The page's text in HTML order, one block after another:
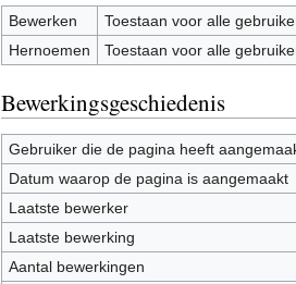
Bewerken
Toestaan voor alle
Hernoemen
Toestaan voor alle
Bewerkingsgeschiedenis
Gebruiker die de pagina heeft
Datum waarop de pagina is aangemaakt
Laatste bewerker
Laatste bewerking
Aantal bewerkingen